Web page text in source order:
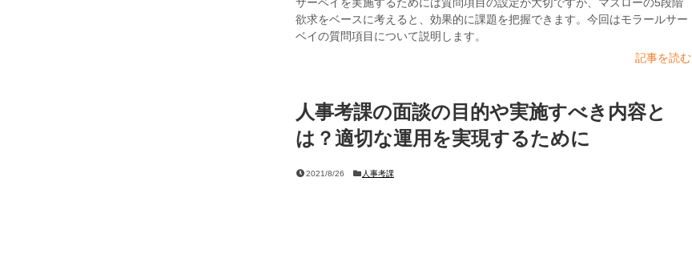
欲求をベースに考えると、効果的に課題を把握できます。今回はモラールサー
ベイの質問項目について説明します。
記事を読む
人事考課の面談の目的や実施すべき内容と
は？適切な運用を実現するために
2021/8/26 人事考課